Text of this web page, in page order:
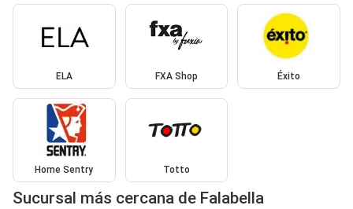
ELA FXA Shop Éxito
Home Sentry Totto
Sucursal más cercana de Falabella